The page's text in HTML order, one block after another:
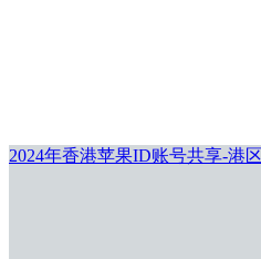
2024年香港苹果ID账号共享-港